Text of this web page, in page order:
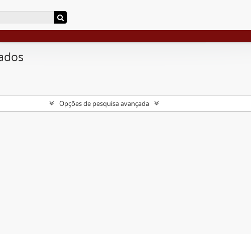
Opções de pesquisa avançada